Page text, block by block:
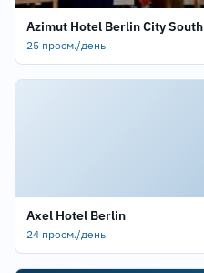
Azimut Hotel Berlin City South
25 просм./день
Axel Hotel Berlin
24 просм./день